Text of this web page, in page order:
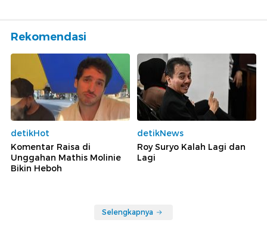
Rekomendasi
detikHot
Komentar Raisa di
Unggahan Mathis Molinie
Bikin Heboh
detikNews
Roy Suryo Kalah Lagi dan
Lagi
Selengkapnya